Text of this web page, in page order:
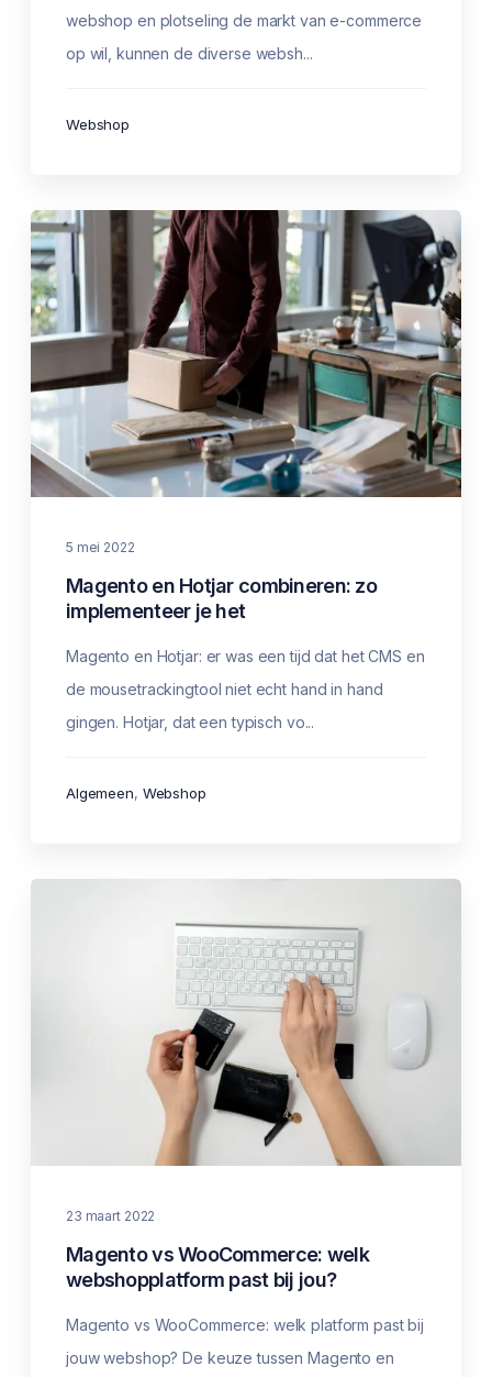
webshop en plotseling de markt van e-commerce
op wil, kunnen de diverse websh...
Webshop
5 mei 2022
Magento en Hotjar combineren: zo
implementeer je het
Magento en Hotjar: er was een tijd dat het CMS en
de mousetrackingtool niet echt hand in hand
gingen. Hotjar, dat een typisch vo...
Algemeen, Webshop
23 maart 2022
Magento vs WooCommerce: welk
webshopplatform past bij jou?
Magento vs WooCommerce: welk platform past bij
jouw webshop? De keuze tussen Magento en